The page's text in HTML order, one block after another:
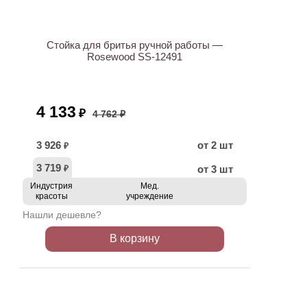
Стойка для бритья ручной работы —
Rosewood SS-12491
4 133 ₽ 4 762 ₽
3 926 ₽
от 2 шт
3 719 ₽ от 3 шт
Индустрия
красоты
Мед.
учреждение
Нашли дешевле?
В корзину